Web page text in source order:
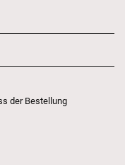
der Bestellung